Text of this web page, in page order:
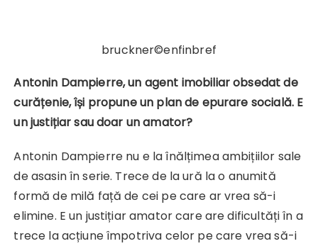
bruckner©enfinbref
Antonin Dampierre, un agent imobiliar obsedat de
curățenie, își propune un plan de epurare socială. E
un justițiar sau doar un amator?
Antonin Dampierre nu e la înălțimea ambițiilor sale
de asasin în serie. Trece de la ură la o anumită
formă de milă față de cei pe care ar vrea să-i
elimine. E un justițiar amator care are dificultăți în a
trece la acțiune împotriva celor pe care vrea să-i